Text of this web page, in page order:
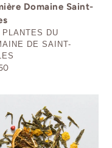
Domaine Saint-
PLANTES DU
DE SAINT-